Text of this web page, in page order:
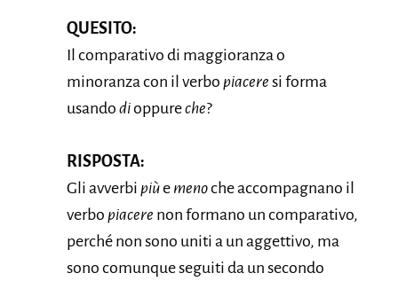
QUESITO:
Il comparativo di maggioranza o
minoranza con il verbo piacere si forma
usando dioppureche?
RISPOSTA:
Gli avverbi piùe menoche accompagnano il
verbo piacere non formano un comparativo,
perché non sono uniti a un aggettivo, ma
sono comunque seguiti da un secondo